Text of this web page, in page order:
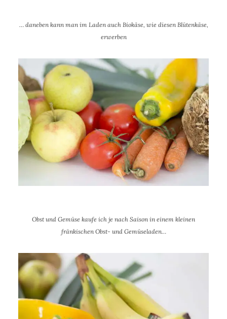
… daneben kann man im Laden auch Biokäse, wie diesen Blütenkäse,
erwerben
Obst und Gemüse kaufe ich je nach Saison in einem kleinen
fränkischen Obst- und Gemüseladen…